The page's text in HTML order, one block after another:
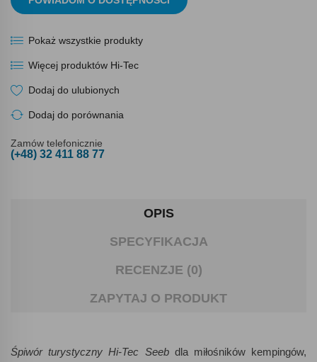
Pokaż wszystkie produkty
Więcej produktów Hi-Tec
Dodaj do ulubionych
Dodaj do porównania
Zamów telefonicznie
(+48) 32 411 88 77
OPIS
SPECYFIKACJA
RECENZJE (0)
ZAPYTAJ O PRODUKT
Śpiwór turystyczny Hi-Tec Seebdla miłośników kempingów,